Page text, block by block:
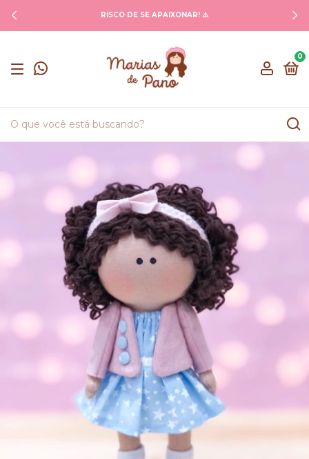
RISCO DE SE APAIXONAR! ⚠️
0